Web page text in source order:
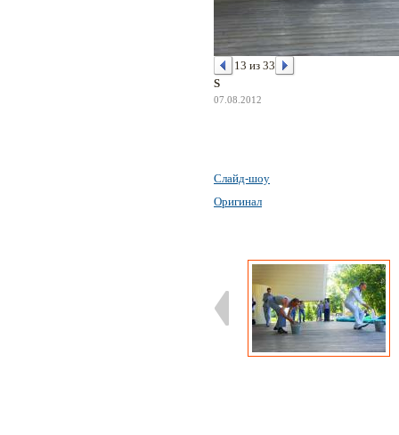
13 из 33
S
07.08.2012
Слайд-шоу
Оригинал